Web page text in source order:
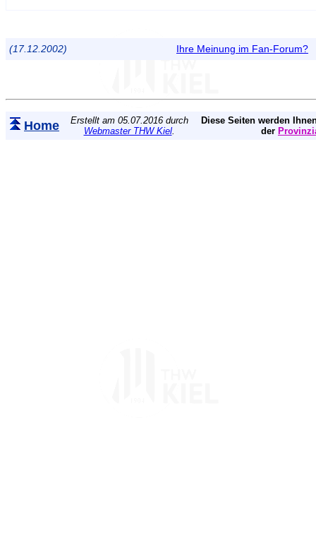
(17.12.2002) Ihre Meinung im Fan-Forum?
Home
Erstellt am 05.07.2016 durch
Webmaster THW Kiel.
Diese Seiten werden
der